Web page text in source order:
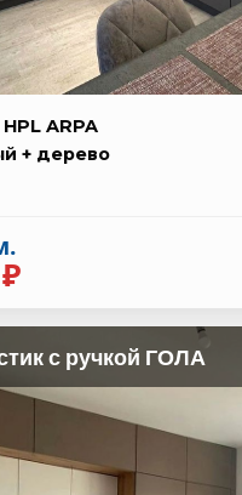
ARPA
+ дерево
с ручкой ГОЛА